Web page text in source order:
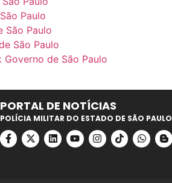
PORTAL DE NOTÍCIAS
POLÍCIA MILITAR DO ESTADO DE SÃO PAULO